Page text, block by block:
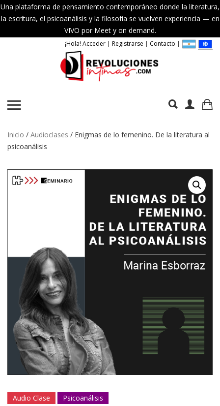
Una plataforma de pensamiento contemporáneo donde la literatura,
la escritura, el psicoanálisis y la filosofía se vuelven experiencia — en
VIVO por Meet y on demand.
¡Hola! Acceder | Registrarse | Contacto |
Inicio / Audioclases / Enigmas de lo femenino. De la literatura al
psicoanálisis
Audio Clase Psicoanálisis